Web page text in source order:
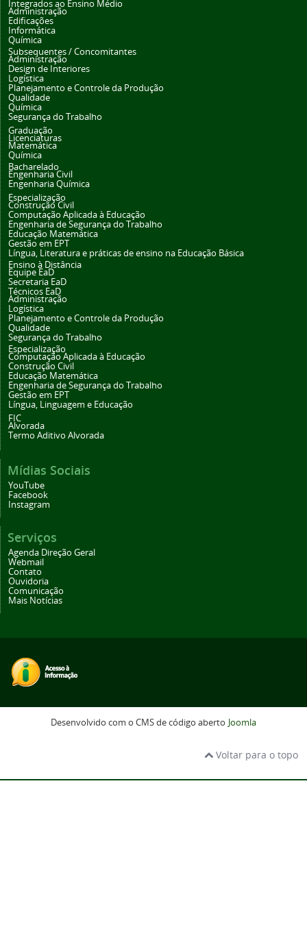
Integrados ao Ensino Médio
Administração
Edificações
Informática
Química
Subsequentes / Concomitantes
Administração
Design de Interiores
Logística
Planejamento e Controle da Produção
Qualidade
Química
Segurança do Trabalho
Graduação
Licenciaturas
Matemática
Química
Bacharelado
Engenharia Civil
Engenharia Química
Especialização
Construção Civil
Computação Aplicada à Educação
Engenharia de Segurança do Trabalho
Educação Matemática
Gestão em EPT
Língua, Literatura e práticas de ensino na Educação Básica
Ensino à Distância
Equipe EaD
Secretaria EaD
Técnicos EaD
Administração
Logística
Planejamento e Controle da Produção
Qualidade
Segurança do Trabalho
Especialização
Computação Aplicada à Educação
Construção Civil
Educação Matemática
Engenharia de Segurança do Trabalho
Gestão em EPT
Língua, Linguagem e Educação
FIC
Alvorada
Termo Aditivo Alvorada
Mídias Sociais
YouTube
Facebook
Instagram
Serviços
Agenda Direção Geral
Webmail
Contato
Ouvidoria
Comunicação
Mais Notícias
Desenvolvido com o CMS de código aberto Joomla
Voltar para o topo